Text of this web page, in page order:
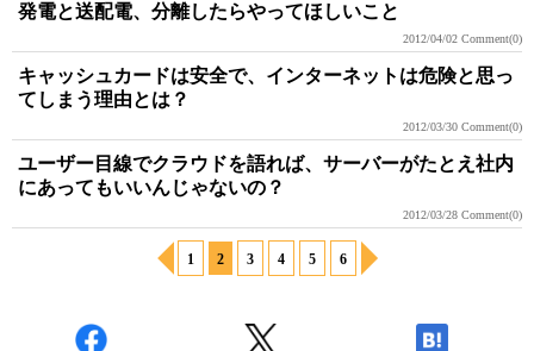
発電と送配電、分離したらやってほしいこと
2012/04/02 Comment(0)
キャッシュカードは安全で、インターネットは危険と思っ
てしまう理由とは？
2012/03/30 Comment(0)
ユーザー目線でクラウドを語れば、サーバーがたとえ社内
にあってもいいんじゃないの？
2012/03/28 Comment(0)
1 2 3 4 5 6